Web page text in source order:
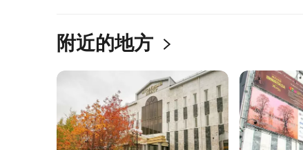
附近的地方